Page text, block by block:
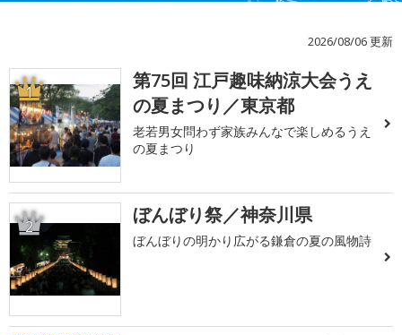
2026/08/06 更新
1
第75回 江戸趣味納涼大会うえ
の夏まつり／東京都
老若男女問わず家族みんなで楽しめるうえ
の夏まつり
2 ぼんぼり祭／神奈川県
ぼんぼりの明かり広がる鎌倉の夏の風物詩